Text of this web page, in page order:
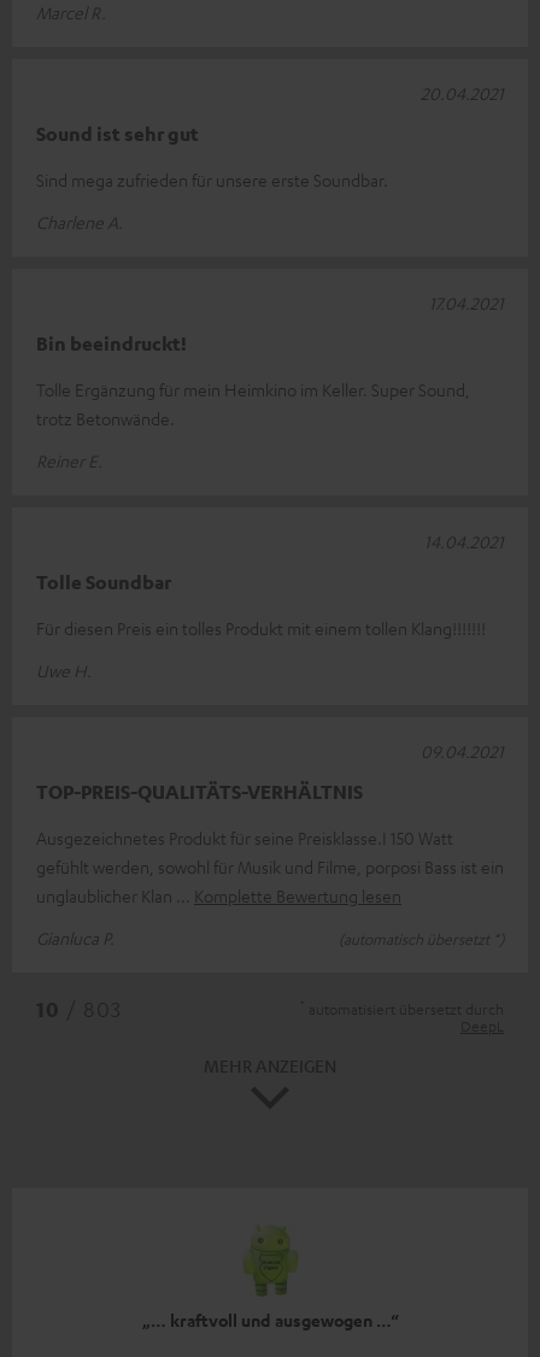
Marcel R.
Sound ist sehr gut
Sind mega zufrieden für unsere erste Soundbar.
Charlene A.
20.04.2021
Bin beeindruckt!
Tolle Ergänzung für mein Heimkino im Keller. Super Sound,
trotz Betonwände.
Reiner E.
17.04.2021
Tolle Soundbar
Für diesen Preis ein tolles Produkt mit einem tollen Klang!!!!!!!
Uwe H.
14.04.2021
TOP-PREIS-QUALITÄTS-VERHÄLTNIS
Ausgezeichnetes Produkt für seine Preisklasse.I 150 Watt
gefühlt werden, sowohl für Musik und Filme, porposi Bass ist ein
unglaublicher Klan
Komplette Bewertung lesen
Gianluca P.
(automatisch übersetzt *)
09.04.2021
„… kraftvoll und ausgewogen …“